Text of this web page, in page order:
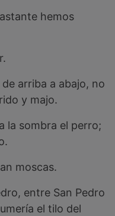
hemos
arriba a abajo, no
y majo.
la sombra el perro;
moscas.
entre San Pedro
el tilo del